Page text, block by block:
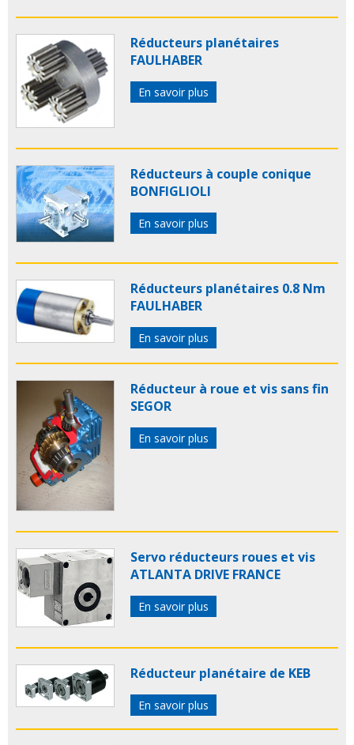
Réducteurs planétaires
FAULHABER
En savoir plus
Réducteurs à couple conique
BONFIGLIOLI
En savoir plus
Réducteurs planétaires 0.8 Nm
FAULHABER
En savoir plus
Réducteur à roue et vis sans fin
SEGOR
En savoir plus
Servo réducteurs roues et vis
ATLANTA DRIVE FRANCE
En savoir plus
Réducteur planétaire de KEB
En savoir plus